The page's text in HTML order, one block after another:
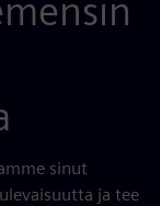
sinut
ja tee